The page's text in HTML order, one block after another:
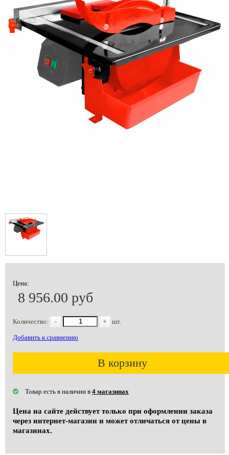
Цена:
8 956.00 руб
Количество: - + шт.
Добавить к сравнению
В корзину
Товар есть в наличии в 4 магазинах
Цена на сайте действует только при оформлении заказа
через интернет-магазин и может отличаться от цены в
магазинах.